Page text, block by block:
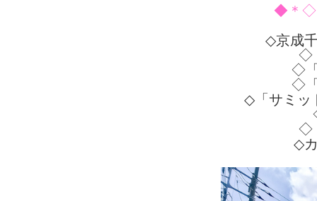
◆＊◇
◇京成
◇
◇
◇
◇「サミッ
◇
◇